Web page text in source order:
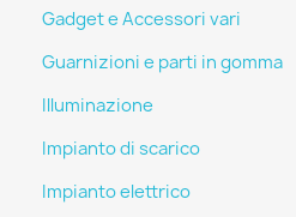
Gadget e Accessori vari
Guarnizioni e parti in gomma
Illuminazione
Impianto di scarico
Impianto elettrico